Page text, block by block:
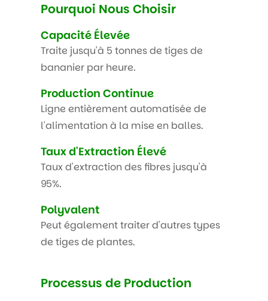
Pourquoi Nous Choisir
Capacité Élevée
Traite jusqu'à 5 tonnes de tiges de
bananier par heure.
Production Continue
Ligne entièrement automatisée de
l'alimentation à la mise en balles.
Taux d'Extraction Élevé
Taux d'extraction des fibres jusqu'à
95%.
Polyvalent
Peut également traiter d'autres types
de tiges de plantes.
Processus de Production